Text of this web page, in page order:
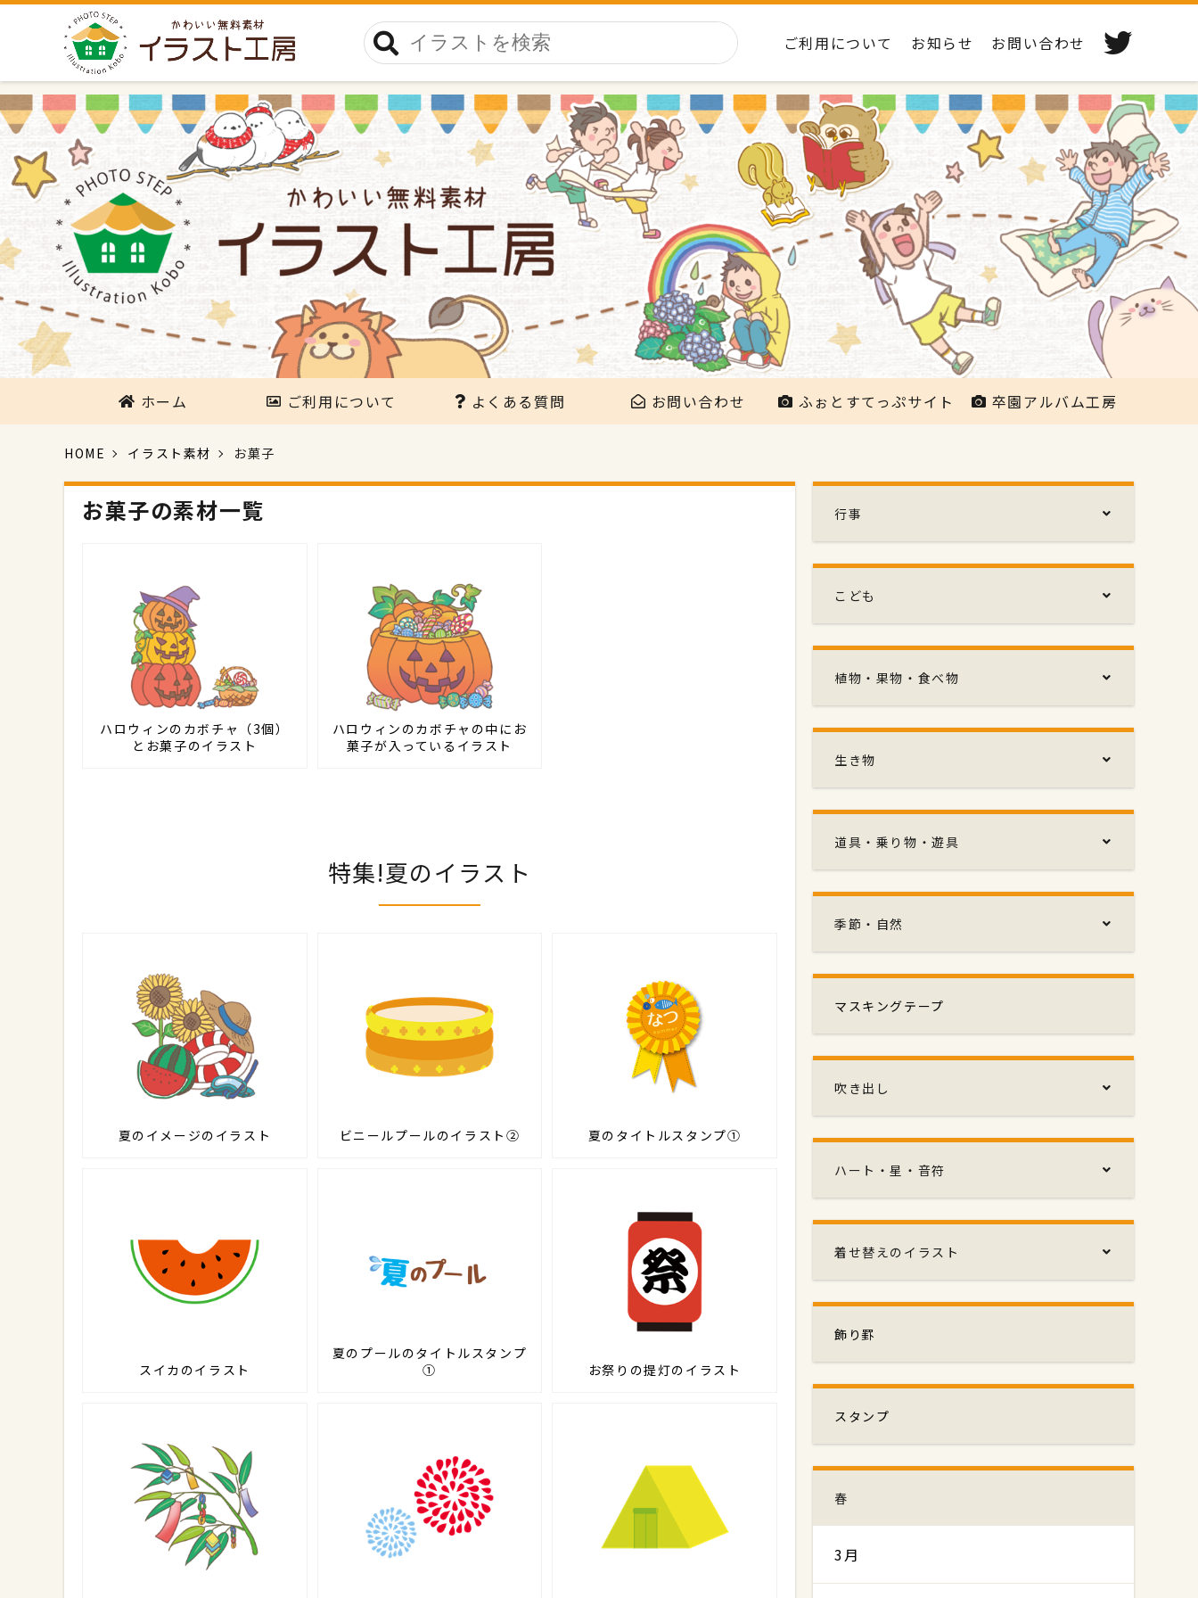
ご利用について お知らせ お問い合わせ
ホーム ご利用について よくある質問 お問い合わせ ふぉとすてっぷサイト 卒園アルバム工房
HOME イラスト素材 お菓子
お菓子の素材一覧
ハロウィンのカボチャ（3個）
とお菓子のイラスト
ハロウィンのカボチャの中にお
菓子が入っているイラスト
特集!夏のイラスト
夏のイメージのイラスト ビニールプールのイラスト② 夏のタイトルスタンプ①
スイカのイラスト
夏のプールのタイトルスタンプ
①
お祭りの提灯のイラスト
行事
こども
植物・果物・食べ物
生き物
道具・乗り物・遊具
季節・自然
マスキングテープ
吹き出し
ハート・星・音符
着せ替えのイラスト
飾り罫
スタンプ
春
3月